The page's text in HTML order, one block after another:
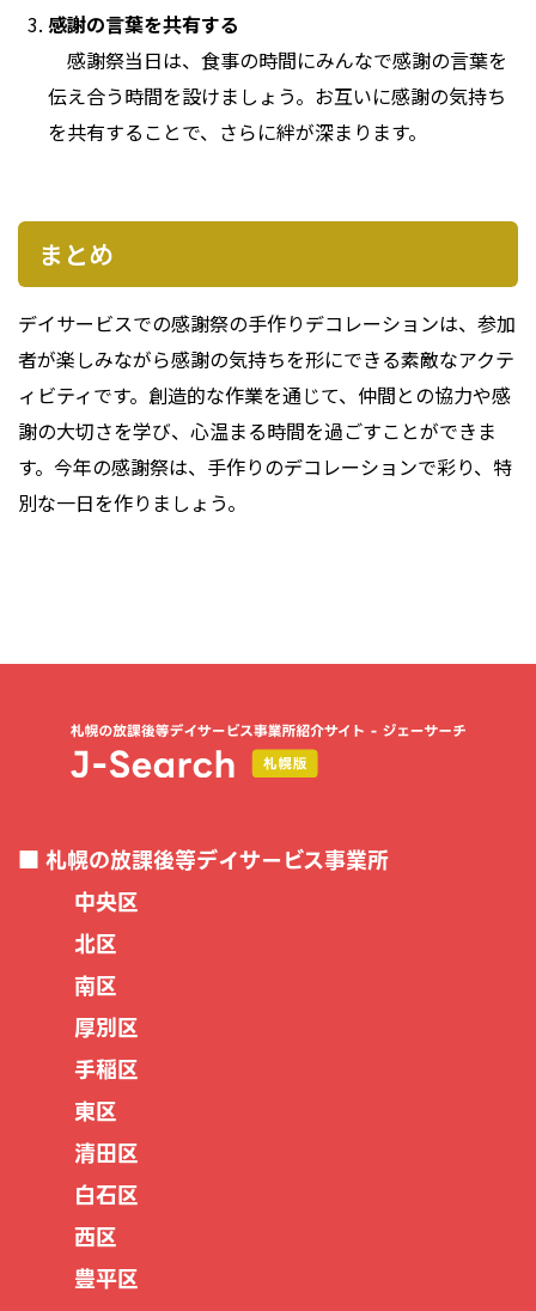
感謝の言葉を共有する
感謝祭当日は、食事の時間にみんなで感謝の言葉を
伝え合う時間を設けましょう。お互いに感謝の気持ち
を共有することで、さらに絆が深まります。
まとめ
デイサービスでの感謝祭の手作りデコレーションは、参加
者が楽しみながら感謝の気持ちを形にできる素敵なアクテ
ィビティです。創造的な作業を通じて、仲間との協力や感
謝の大切さを学び、心温まる時間を過ごすことができま
す。今年の感謝祭は、手作りのデコレーションで彩り、特
別な一日を作りましょう。
札幌の放課後等デイサービス事業所
中央区
北区
南区
厚別区
手稲区
東区
清田区
白石区
西区
豊平区